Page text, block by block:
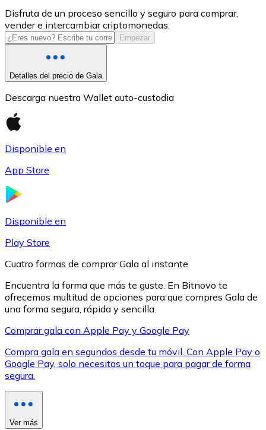
USD Coin
USDC
XRP
XRP
Ver todo
Disfruta de un proceso sencillo y seguro para comprar,
vender e intercambiar criptomonedas.
Empezar
Detalles del precio de Gala
Descarga nuestra Wallet auto-custodia
Disponible en
App Store
Disponible en
Play Store
Cuatro formas de comprar Gala al instante
Encuentra la forma que más te guste. En Bitnovo te
ofrecemos multitud de opciones para que compres Gala de
una forma segura, rápida y sencilla.
Comprar gala con Apple Pay y Google Pay
Compra gala en segundos desde tu móvil. Con Apple Pay o
Google Pay, solo necesitas un toque para pagar de forma
segura.
Ver más